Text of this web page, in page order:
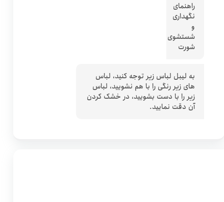
راهنمای
نگهداری
و
شستشوی
شورت
به لیبل لباس زیر توجه کنید، لباس
های زیر رنگی را با هم نشویید، لباس
زیر را با دست بشویید، در خشک کردن
آن دقت نمایید.